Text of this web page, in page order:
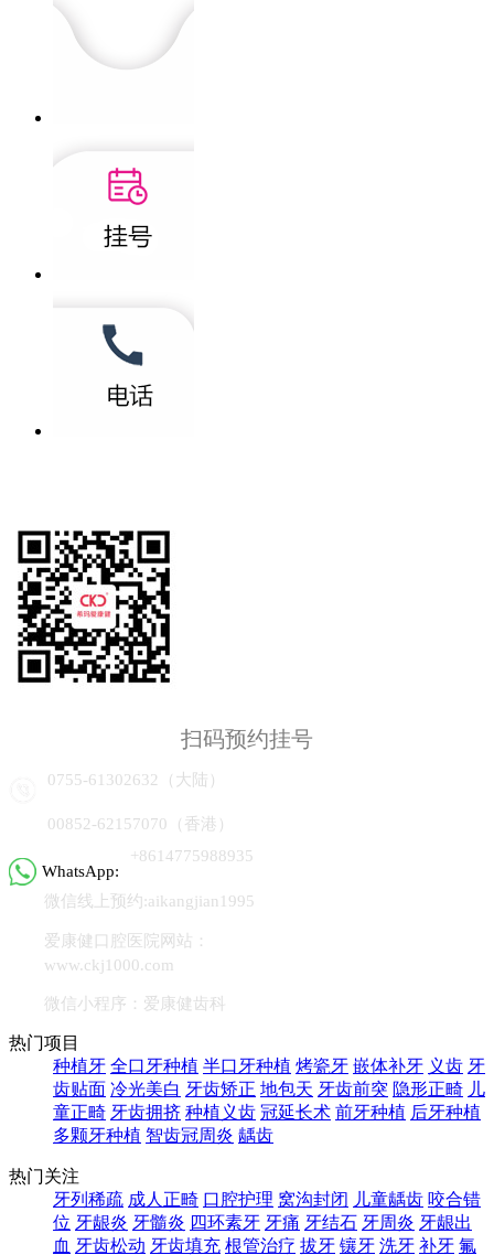
扫码预约挂号
0755-61302632（大陆）
00852-62157070（香港）
WhatsApp:
+8614775988935
微信线上预约:aikangjian1995
爱康健口腔医院网站：
www.ckj1000.com
微信小程序：爱康健齿科
热门项目
种植牙 全口牙种植 半口牙种植 烤瓷牙 嵌体补牙 义齿 牙
齿贴面 冷光美白 牙齿矫正 地包天 牙齿前突 隐形正畸 儿
童正畸 牙齿拥挤 种植义齿 冠延长术 前牙种植 后牙种植
多颗牙种植 智齿冠周炎 龋齿
热门关注
牙列稀疏 成人正畸 口腔护理 窝沟封闭 儿童龋齿 咬合错
位 牙龈炎 牙髓炎 四环素牙 牙痛 牙结石 牙周炎 牙龈出
血 牙齿松动 牙齿填充 根管治疗 拔牙 镶牙 洗牙 补牙 氟